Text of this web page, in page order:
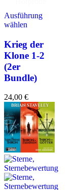
Ausführung
wählen
Krieg der
Klone 1-2
(2er
Bundle)
24,00 €